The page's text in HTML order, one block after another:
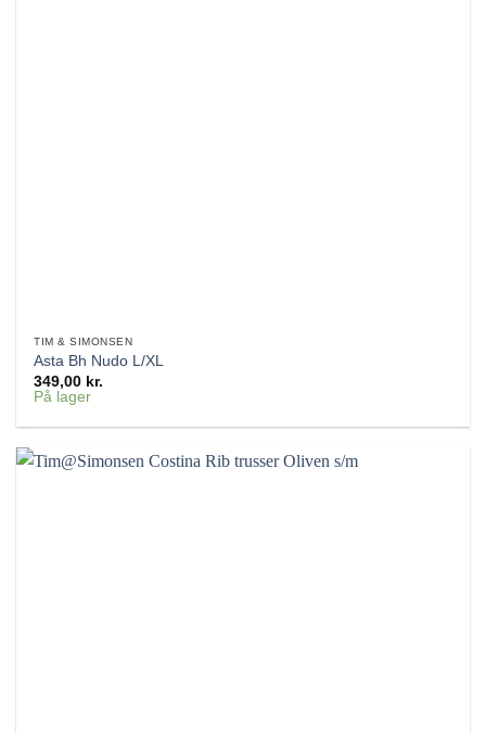
TIM & SIMONSEN
Asta Bh Nudo L/XL
349,00 kr.
På lager